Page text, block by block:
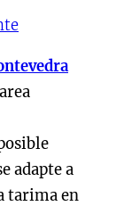
adapte a
tarima en